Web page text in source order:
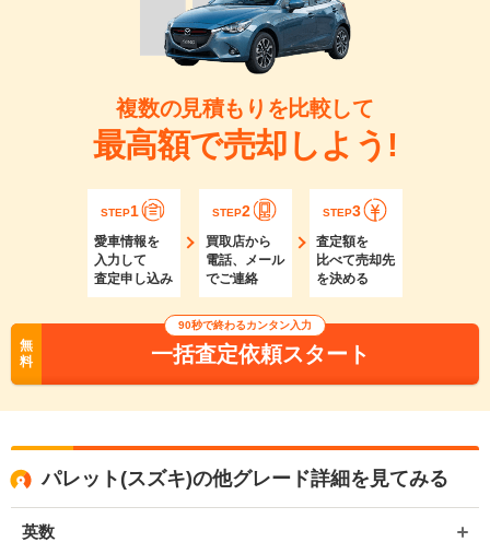
複数の見積もりを比較して
最高額で売却しよう!
STEP1
愛車情報を
入力して
査定申し込み
STEP2
買取店から
電話、メール
でご連絡
STEP3
査定額を
比べて売却先
を決める
無
料
90秒で終わるカンタン入力
一括査定依頼スタート
パレット(スズキ)の他グレード詳細を見てみる
英数